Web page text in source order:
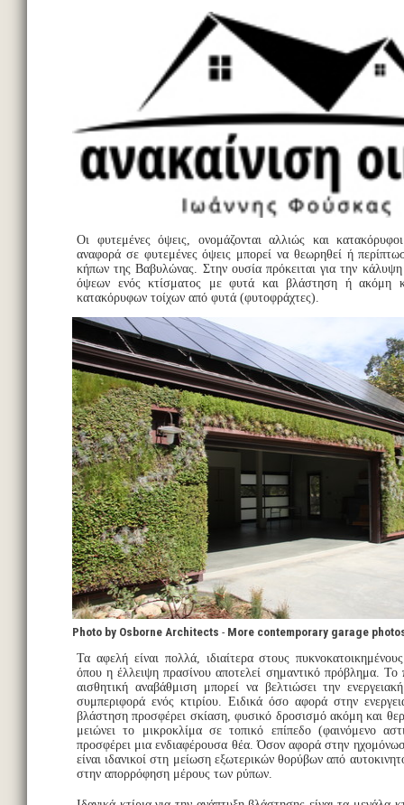
Οι φυτεμένες όψεις, ονομάζονται αλλιώς και
αναφορά σε φυτεμένες όψεις μπορεί να θεωρηθεί ή
κήπων της Βαβυλώνας. Στην ουσία πρόκειται για την
όψεων ενός κτίσματος με φυτά και βλάστηση ή ακόμη
κατακόρυφων τοίχων από φυτά (φυτοφράχτες).
Photo by Osborne Architects - More contemporary garage
Τα αφελή είναι πολλά, ιδιαίτερα στους
όπου η έλλειψη πρασίνου αποτελεί σημαντικό πρόβλημα. Το
αισθητική αναβάθμιση μπορεί να βελτιώσει την
συμπεριφορά ενός κτιρίου. Ειδικά όσο αφορά στην
βλάστηση προσφέρει σκίαση, φυσικό δροσισμό ακόμη και
μειώνει το μικροκλίμα σε τοπικό επίπεδο (φαινόμενο
προσφέρει μια ενδιαφέρουσα θέα. Όσον αφορά στην
είναι ιδανικοί στη μείωση εξωτερικών θορύβων από
στην απορρόφηση μέρους των ρύπων.